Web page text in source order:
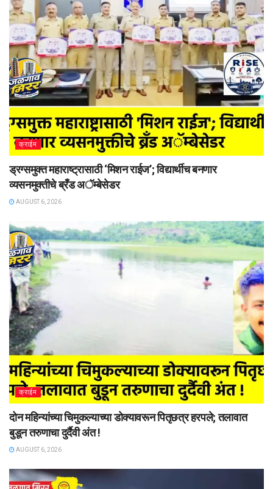
क्राईम
ड्रग्समुक्त महाराष्ट्रासाठी ‘मिशन राईज’; विद्यार्थीच बनणार
व्यसनमुक्तीचे ब्रँड अॅम्बेसेडर
AUGUST 6, 2026
क्राईम
दोन महिन्यांच्या चिमुकल्याच्या डोक्यावरून पितृछत्र हरपले; तलावात
बुडून तरुणाचा दुर्दैवी अंत !
AUGUST 6, 2026